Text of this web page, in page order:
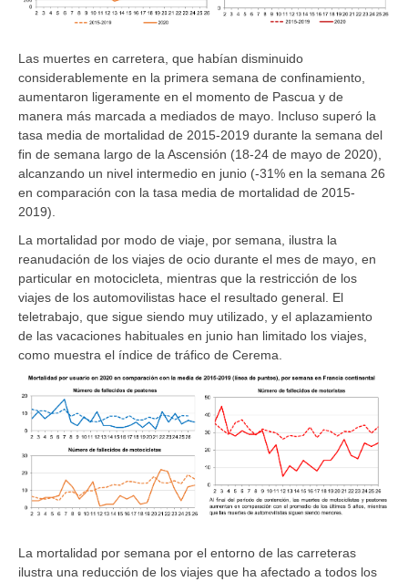
Las muertes en carretera, que habían disminuido
considerablemente en la primera semana de confinamiento,
aumentaron ligeramente en el momento de Pascua y de
manera más marcada a mediados de mayo. Incluso superó la
tasa media de mortalidad de 2015-2019 durante la semana del
fin de semana largo de la Ascensión (18-24 de mayo de 2020),
alcanzando un nivel intermedio en junio (-31% en la semana 26
en comparación con la tasa media de mortalidad de 2015-
2019).
La mortalidad por modo de viaje, por semana, ilustra la
reanudación de los viajes de ocio durante el mes de mayo, en
particular en motocicleta, mientras que la restricción de los
viajes de los automovilistas hace el resultado general. El
teletrabajo, que sigue siendo muy utilizado, y el aplazamiento
de las vacaciones habituales en junio han limitado los viajes,
como muestra el índice de tráfico de Cerema.
La mortalidad por semana por el entorno de las carreteras
ilustra una reducción de los viajes que ha afectado a todos los